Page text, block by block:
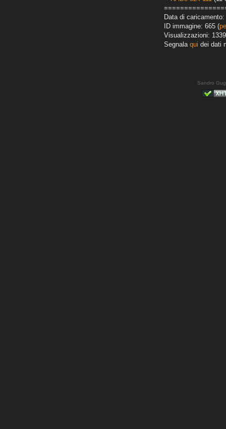
Data di caricamento:
ID immagine: 665 (
Visualizzazioni: 1339
Segnala qui dei dati
Sandro